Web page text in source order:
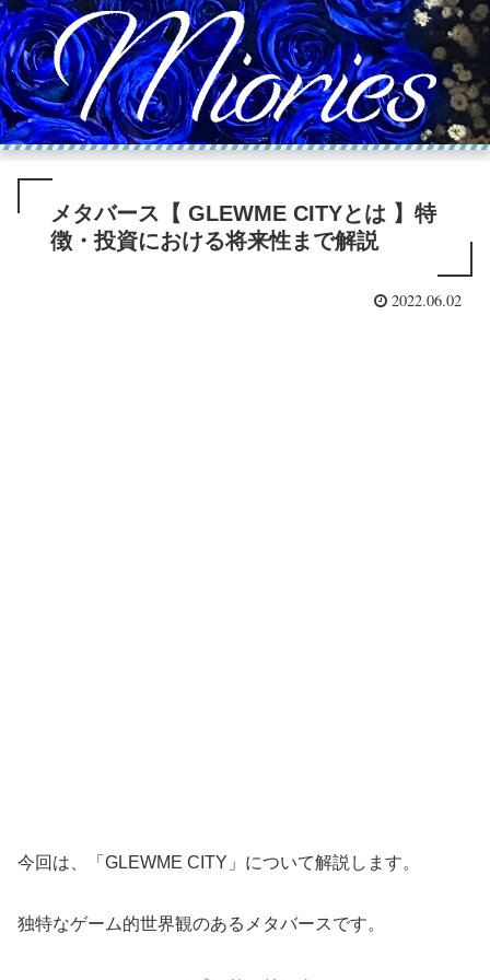
メタバース【 GLEWME CITYとは 】特
徴・投資における将来性まで解説
2022.06.02
今回は、「GLEWME CITY」について解説します。
独特なゲーム的世界観のあるメタバースです。